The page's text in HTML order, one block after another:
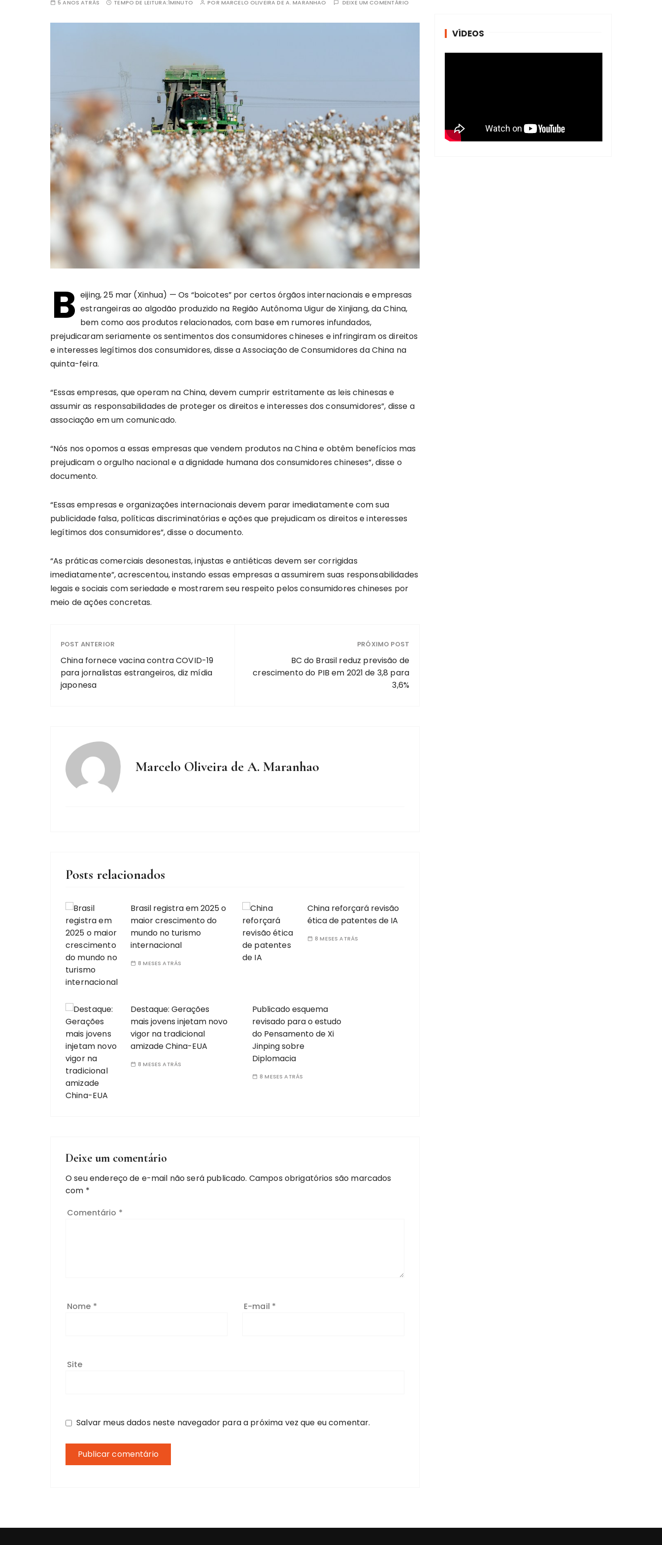
5 ANOS ATRÁS TEMPO DE LEITURA:1MINUTO POR MARCELO OLIVEIRA DE A. MARANHAO DEIXE UM COMENTÁRIO
B eijing, 25 mar (Xinhua) — Os “boicotes” por certos órgãos internacionais e empresas
estrangeiras ao algodão produzido na Região Autônoma Uigur de Xinjiang, da China,
bem como aos produtos relacionados, com base em rumores infundados,
prejudicaram seriamente os sentimentos dos consumidores chineses e infringiram os direitos
e interesses legítimos dos consumidores, disse a Associação de Consumidores da China na
quinta-feira.
“Essas empresas, que operam na China, devem cumprir estritamente as leis chinesas e
assumir as responsabilidades de proteger os direitos e interesses dos consumidores”, disse a
associação em um comunicado.
“Nós nos opomos a essas empresas que vendem produtos na China e obtêm benefícios mas
prejudicam o orgulho nacional e a dignidade humana dos consumidores chineses”, disse o
documento.
“Essas empresas e organizações internacionais devem parar imediatamente com sua
publicidade falsa, políticas discriminatórias e ações que prejudicam os direitos e interesses
legítimos dos consumidores”, disse o documento.
“As práticas comerciais desonestas, injustas e antiéticas devem ser corrigidas
imediatamente”, acrescentou, instando essas empresas a assumirem suas responsabilidades
legais e sociais com seriedade e mostrarem seu respeito pelos consumidores chineses por
meio de ações concretas.
POST ANTERIOR
China fornece vacina contra COVID-19
para jornalistas estrangeiros, diz mídia
japonesa
PRÓXIMO POST
BC do Brasil reduz previsão de
crescimento do PIB em 2021 de 3,8 para
3,6%
Marcelo Oliveira de A. Maranhao
Posts relacionados
Brasil registra em 2025 o
maior crescimento do
mundo no turismo
internacional
8 MESES ATRÁS
China reforçará revisão
ética de patentes de IA
8 MESES ATRÁS
Destaque: Gerações
mais jovens injetam novo
vigor na tradicional
amizade China-EUA
8 MESES ATRÁS
Publicado esquema
revisado para o estudo
do Pensamento de Xi
Jinping sobre
Diplomacia
8 MESES ATRÁS
Deixe um comentário
O seu endereço de e-mail não será publicado. Campos obrigatórios são marcados
com *
Comentário *
Nome * E-mail *
Site
Salvar meus dados neste navegador para a próxima vez que eu comentar.
VÍDEOS